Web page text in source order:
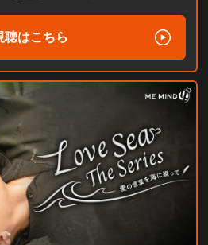
聴はこちら